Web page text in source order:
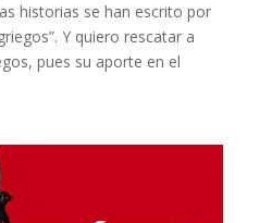
historias se han escrito por
Y quiero rescatar a
pues su aporte en el